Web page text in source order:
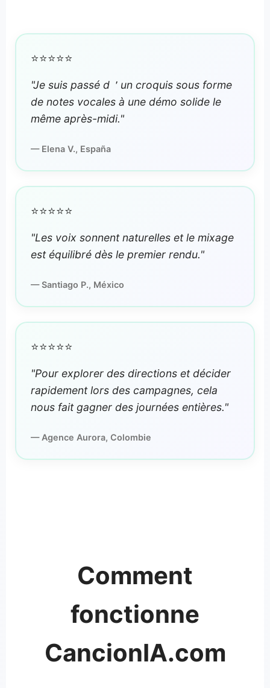
⭐⭐⭐⭐⭐
"Je suis passé d＇un croquis sous forme
de notes vocales à une démo solide le
même après-midi."
— Elena V., España
⭐⭐⭐⭐⭐
"Les voix sonnent naturelles et le mixage
est équilibré dès le premier rendu."
— Santiago P., México
⭐⭐⭐⭐⭐
"Pour explorer des directions et décider
rapidement lors des campagnes, cela
nous fait gagner des journées entières."
— Agence Aurora, Colombie
Comment
fonctionne
CancionIA.com